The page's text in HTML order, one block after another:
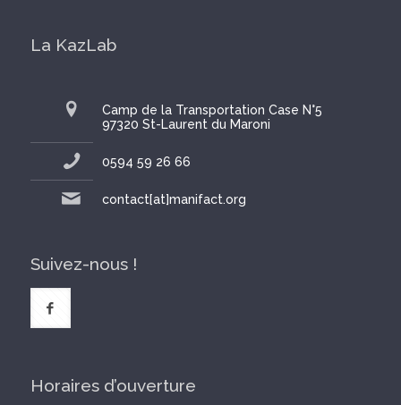
La KazLab
Camp de la Transportation Case N°5
97320 St-Laurent du Maroni
0594 59 26 66
contact[at]manifact.org
Suivez-nous !
Horaires d’ouverture